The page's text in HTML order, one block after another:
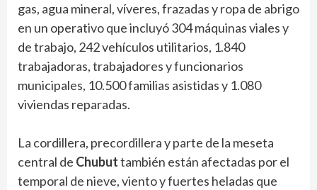
gas, agua mineral, víveres, frazadas y ropa de abrigo
en un operativo que incluyó 304 máquinas viales y
de trabajo, 242 vehículos utilitarios, 1.840
trabajadoras, trabajadores y funcionarios
municipales, 10.500 familias asistidas y 1.080
viviendas reparadas.
La cordillera, precordillera y parte de la meseta
central de Chubuttambién están afectadas por el
temporal de nieve, viento y fuertes heladas que